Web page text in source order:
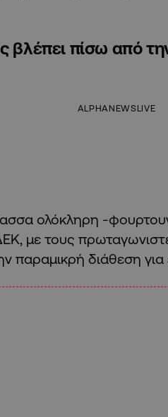
βλέπει πίσω από
ALPHANEWSLIVE
ολόκληρη -
με τους
παραμικρή διάθεση για